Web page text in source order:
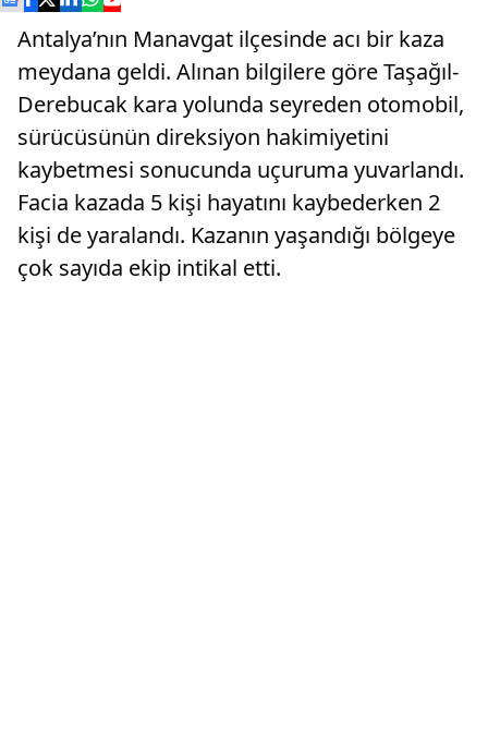
Antalya’nın Manavgat ilçesinde acı bir kaza
meydana geldi. Alınan bilgilere göre Taşağıl-
Derebucak kara yolunda seyreden otomobil,
sürücüsünün direksiyon hakimiyetini
kaybetmesi sonucunda uçuruma yuvarlandı.
Facia kazada 5 kişi hayatını kaybederken 2
kişi de yaralandı. Kazanın yaşandığı bölgeye
çok sayıda ekip intikal etti.